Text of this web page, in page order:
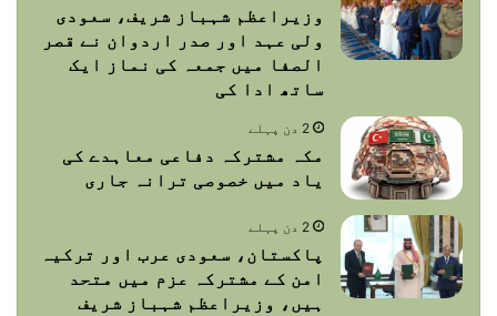
وزیراعظم شہباز شریف، سعودی
ولی عہد اور صدر اردوان نے قصر
الصفا میں جمعہ کی نماز ایک
ساتھ ادا کی
2 دن پہلے
مکہ مشترکہ دفاعی معاہدے کی
یاد میں خصوصی ترانہ جاری
2 دن پہلے
پاکستان، سعودی عرب اور ترکیہ
امن کے مشترکہ عزم میں متحد
ہیں، وزیراعظم شہباز شریف